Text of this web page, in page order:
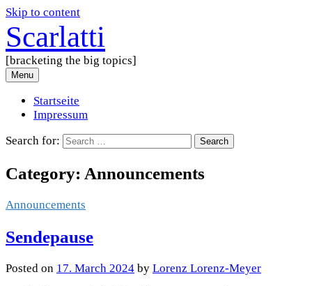
Skip to content
Scarlatti
[bracketing the big topics]
Menu
Startseite
Impressum
Search for:
Category: Announcements
Announcements
Sendepause
Posted on 17. March 2024 by Lorenz Lorenz-Meyer